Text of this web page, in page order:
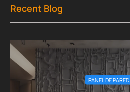
Recent Blog
PANEL DE